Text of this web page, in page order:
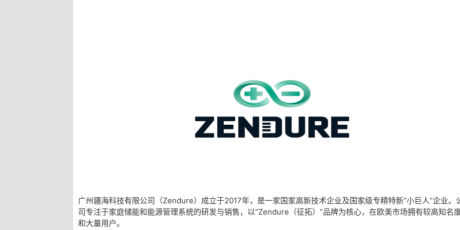
广州疆海科技有限公司（Zendure）成立于2017年，是一家国家高新技术企业及国家级专精特新“小巨人”企业。
司专注于家庭储能和能源管理系统的研发与销售，以“Zendure（征拓）”品牌为核心，在欧美市场拥有较高知名
和大量用户。